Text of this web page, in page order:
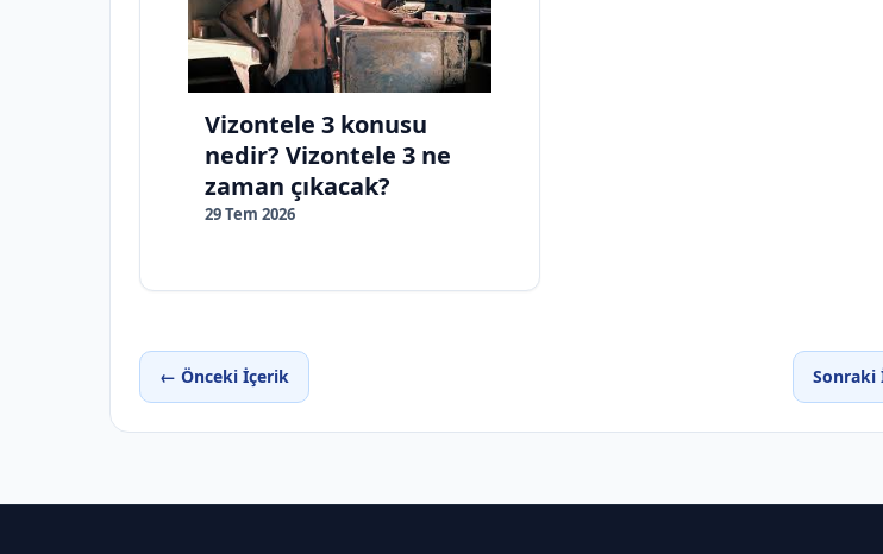
Vizontele 3 konusu
nedir? Vizontele 3 ne
zaman çıkacak?
29 Tem 2026
← Önceki İçerik